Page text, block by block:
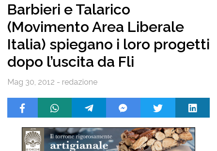
Barbieri e Talarico
(Movimento Area Liberale
Italia) spiegano i loro progetti
dopo l’uscita da Fli
Mag 30, 2012 - redazione